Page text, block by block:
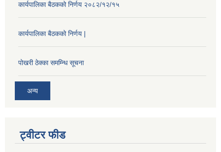
कार्यपालिका बैठकको निर्णय २०८२/१२/१५
कार्यपालिका बैठकको निर्णय |
पोखरी ठेक्का समम्न्धि सूचना
अन्य
ट्वीटर फीड